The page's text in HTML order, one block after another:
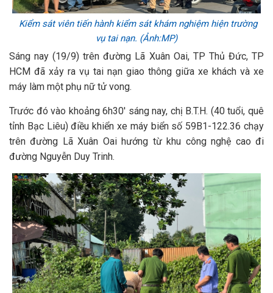
Kiểm sát viên tiến hành kiểm sát khám nghiệm hiện trường
vụ tai nạn. (Ảnh:MP)
Sáng nay (19/9) trên đường Lã Xuân Oai, TP Thủ Đức, TP
HCM đã xảy ra vụ tai nạn giao thông giữa xe khách và xe
máy làm một phụ nữ tử vong.
Trước đó vào khoảng 6h30' sáng nay, chị B.T.H. (40 tuổi, quê
tỉnh Bạc Liêu) điều khiển xe máy biển số 59B1-122.36 chạy
trên đường Lã Xuân Oai hướng từ khu công nghệ cao đi
đường Nguyễn Duy Trinh.